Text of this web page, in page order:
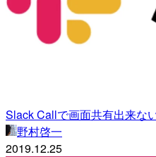
Slack Callで画面共有出来な
野村啓一
2019.12.25